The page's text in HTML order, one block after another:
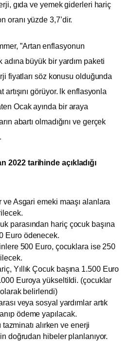
gıda ve yemek giderleri hariç
oranı yüzde 3,7’dir.
”Artan enflasyonun
adına büyük bir yardım paketi
fiyatları söz konusu olduğunda
artışını görüyor. lk enflasyonla
Ocak ayında bir araya
abartı olmadığını ve gerçek
2022 tarihinde açıkladığı
ve Asgari emeki maaşı alanlara
parasından hariç çocuk başına
Euro ödenecek.
500 Euro, çocuklara ise 250
Yıllık Çocuk başına 1.500 Euro
Euroya yükseltildi. (çocuklar
belirlendi)
veya sosyal yardımlar artık
ödeme yapılacak.
alırken ve enerji
doğrudan hibeler planlanıyor.